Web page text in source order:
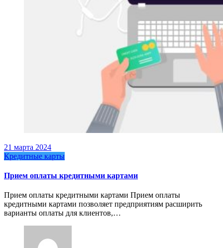
21 марта 2024
Кредитные карты
Прием оплаты кредитными картами
Прием оплаты кредитными картами Прием оплаты
кредитными картами позволяет предприятиям расширить
варианты оплаты для клиентов,…